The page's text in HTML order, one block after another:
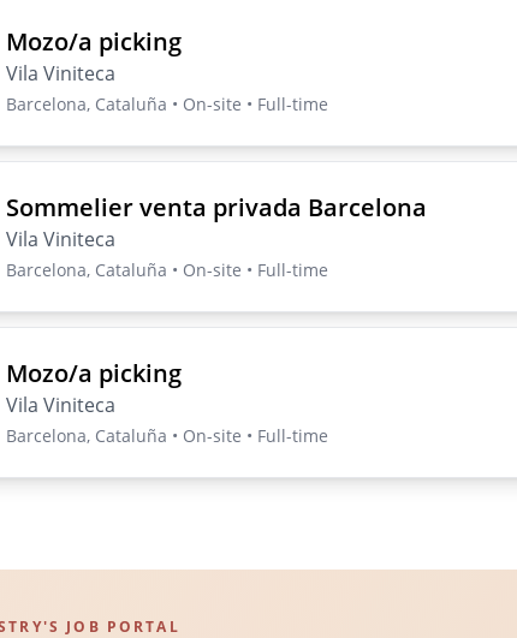
Mozo/a picking
Vila Viniteca
Barcelona, Cataluña • On-site • Full-time
Sommelier venta privada Barcelona
Vila Viniteca
Barcelona, Cataluña • On-site • Full-time
Mozo/a picking
Vila Viniteca
Barcelona, Cataluña • On-site • Full-time
JOB PORTAL